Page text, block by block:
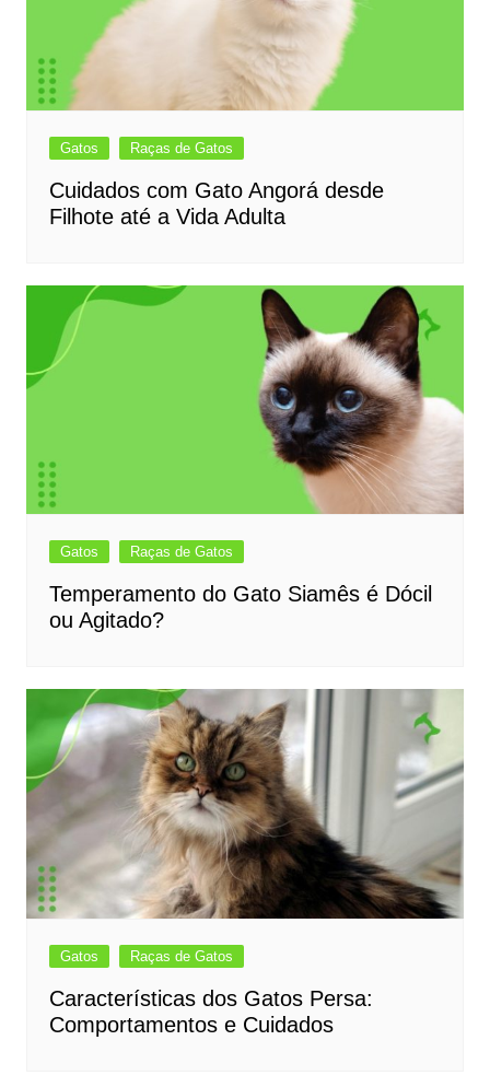
Gatos Raças de Gatos
Cuidados com Gato Angorá desde
Filhote até a Vida Adulta
Gatos Raças de Gatos
Temperamento do Gato Siamês é Dócil
ou Agitado?
Gatos Raças de Gatos
Características dos Gatos Persa:
Comportamentos e Cuidados